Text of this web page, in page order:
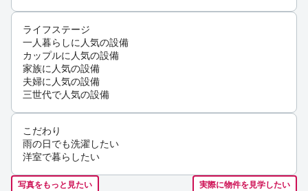
ライフステージ
一人暮らしに人気の設備
カップルに人気の設備
家族に人気の設備
夫婦に人気の設備
三世代で人気の設備
こだわり
雨の日でも洗濯したい
洋室で暮らしたい
写真をもっと見たい 実際に物件を見学したい